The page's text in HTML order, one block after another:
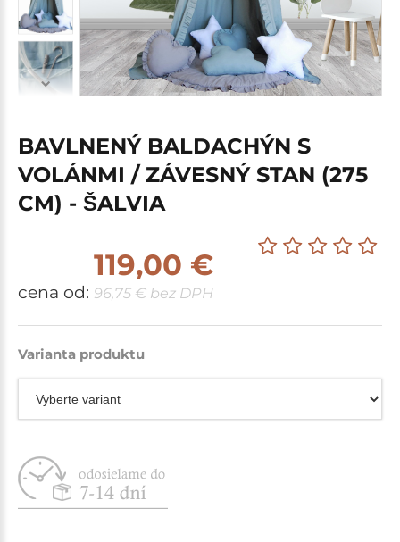
BAVLNENÝ BALDACHÝN S
VOLÁNMI / ZÁVESNÝ STAN (275
CM) - ŠALVIA
cena od:
119,00 €
96,75 € bez DPH
Varianta produktu